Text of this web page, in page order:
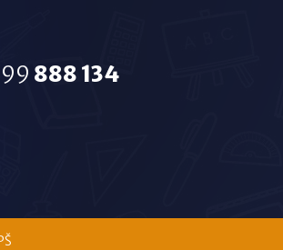
888 134